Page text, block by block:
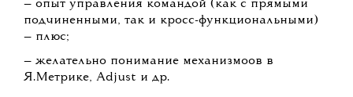
— опыт управления командой (как с прямыми
подчиненными, так и кросс-функциональными)
— плюс;
— желательно понимание механизмоов в
Я.Метрике, Adjust и др.